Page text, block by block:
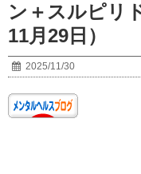
ン＋スルピリ
11月29日）
2025/11/30